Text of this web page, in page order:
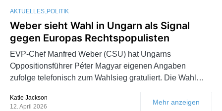
AKTUELLES POLITIK
Weber sieht Wahl in Ungarn als Signal
gegen Europas Rechtspopulisten
EVP-Chef Manfred Weber (CSU) hat Ungarns
Oppositionsführer Péter Magyar eigenen Angaben
zufolge telefonisch zum Wahlsieg gratuliert. Die Wahl…
Katie Jackson
12. April 2026
Mehr anzeigen